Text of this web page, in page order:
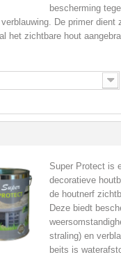
bescherming
De primer dient
het zichtbare hout
Super Protect is
decoratieve
de houtnerf
Deze biedt
straling) en
beits is